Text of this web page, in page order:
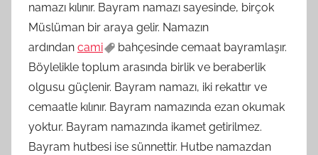
namazı kılınır. Bayram namazı sayesinde, birçok
Müslüman bir araya gelir. Namazın
ardından cami
bahçesinde cemaat bayramlaşır.
Böylelikle toplum arasında birlik ve beraberlik
olgusu güçlenir. Bayram namazı, iki rekattır ve
cemaatle kılınır. Bayram namazında ezan okumak
yoktur. Bayram namazında ikamet getirilmez.
Bayram hutbesi ise sünnettir. Hutbe namazdan